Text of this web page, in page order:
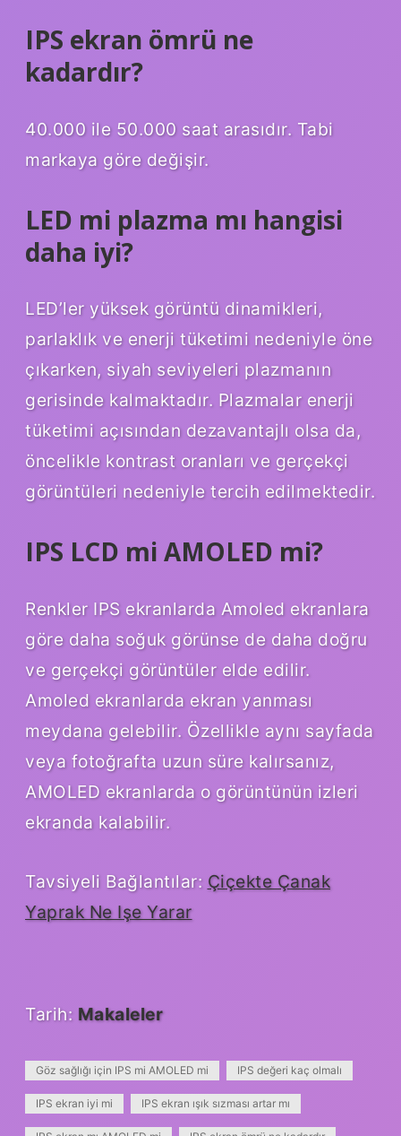
IPS ekran ömrü ne
kadardır?
40.000 ile 50.000 saat arasıdır. Tabi
markaya göre değişir.
LED mi plazma mı hangisi
daha iyi?
LED’ler yüksek görüntü dinamikleri,
parlaklık ve enerji tüketimi nedeniyle öne
çıkarken, siyah seviyeleri plazmanın
gerisinde kalmaktadır. Plazmalar enerji
tüketimi açısından dezavantajlı olsa da,
öncelikle kontrast oranları ve gerçekçi
görüntüleri nedeniyle tercih edilmektedir.
IPS LCD mi AMOLED mi?
Renkler IPS ekranlarda Amoled ekranlara
göre daha soğuk görünse de daha doğru
ve gerçekçi görüntüler elde edilir.
Amoled ekranlarda ekran yanması
meydana gelebilir. Özellikle aynı sayfada
veya fotoğrafta uzun süre kalırsanız,
AMOLED ekranlarda o görüntünün izleri
ekranda kalabilir.
Tavsiyeli Bağlantılar: Çiçekte Çanak
Yaprak Ne Işe Yarar
Tarih: Makaleler
Göz sağlığı için IPS mi AMOLED mi IPS değeri kaç olmalı
IPS ekran iyi mi IPS ekran ışık sızması artar mı